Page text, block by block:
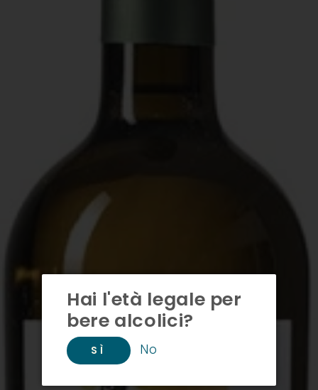
Hai l'età legale per
bere alcolici?
SÌ No